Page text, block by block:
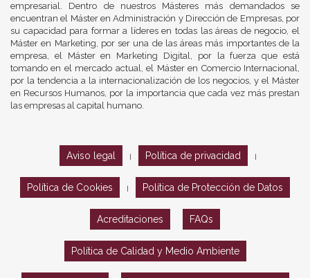
empresarial. Dentro de nuestros Másteres más demandados se
encuentran el Máster en Administración y Dirección de Empresas, por
su capacidad para formar a líderes en todas las áreas de negocio, el
Máster en Marketing, por ser una de las áreas más importantes de la
empresa, el Máster en Marketing Digital, por la fuerza que está
tomando en el mercado actual, el Máster en Comercio Internacional,
por la tendencia a la internacionalización de los negocios, y el Máster
en Recursos Humanos, por la importancia que cada vez más prestan
las empresas al capital humano.
Aviso legal Política de privacidad
Política de Cookies Política de Protección de Datos
Acreditaciones FAQs
Política de Calidad y Medio Ambiente